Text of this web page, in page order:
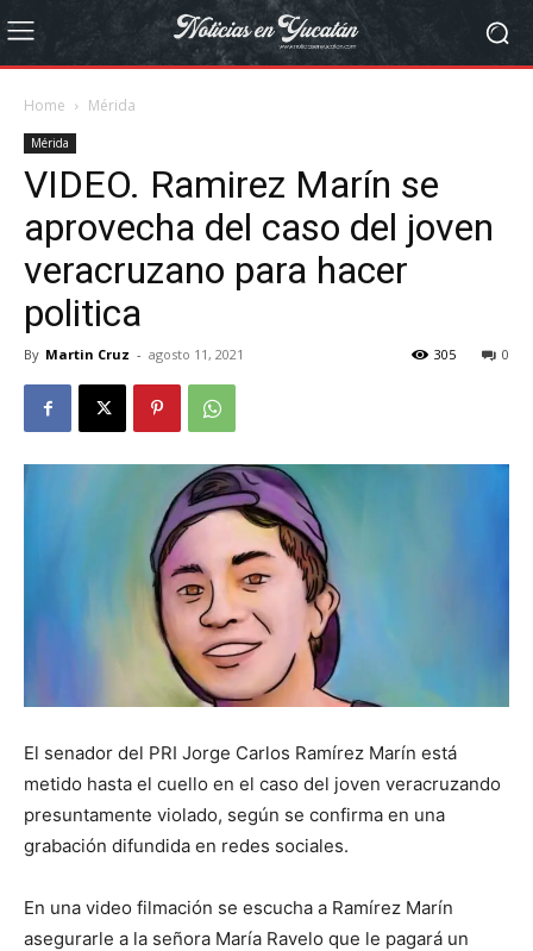
Home Mérida
Mérida
VIDEO. Ramirez Marín se
aprovecha del caso del joven
veracruzano para hacer
politica
By Martin Cruz - agosto 11, 2021 0
305
El senador del PRI Jorge Carlos Ramírez Marín está
metido hasta el cuello en el caso del joven veracruzando
presuntamente violado, según se confirma en una
grabación difundida en redes sociales.
En una video filmación se escucha a Ramírez Marín
asegurarle a la señora María Ravelo que le pagará un